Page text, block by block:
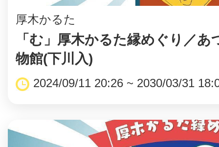
厚木かるた
「む」厚木かるた縁めぐり／あ
物館(下川入)
2024/09/11 20:26 ~ 2030/03/31